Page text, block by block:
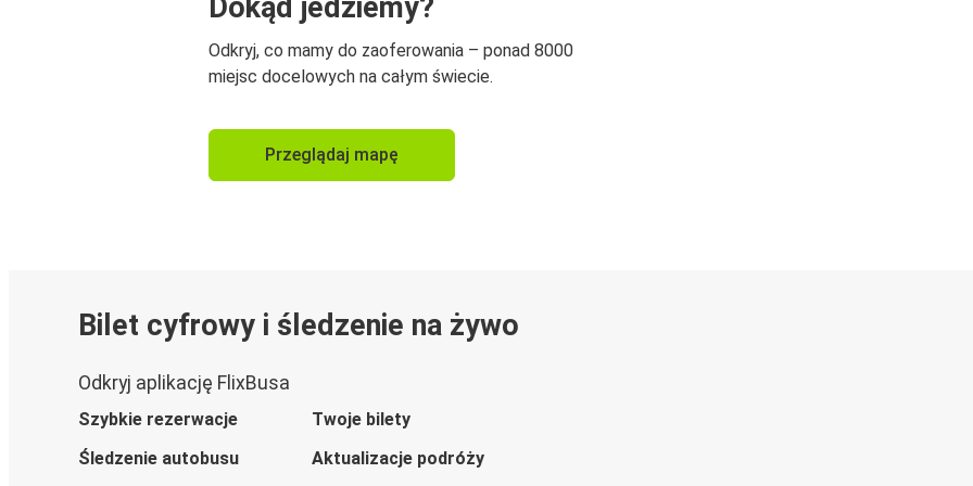
Dokąd jedziemy?
Odkryj, co mamy do zaoferowania – ponad 8000
miejsc docelowych na całym świecie.
Przeglądaj mapę
Bilet cyfrowy i śledzenie na żywo
Odkryj aplikację FlixBusa
Szybkie rezerwacje
Twoje bilety
Śledzenie autobusu
Aktualizacje podróży